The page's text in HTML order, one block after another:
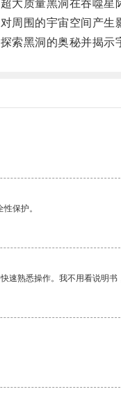
质量黑洞在吞噬星
围的宇宙空间产生
黑洞的奥秘并揭示
保护。
熟悉操作。我不用看说明书